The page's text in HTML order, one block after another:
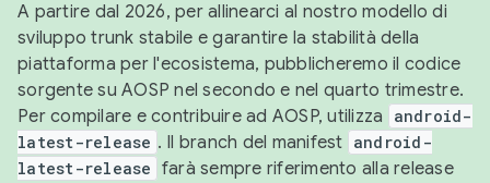
A partire dal 2026, per allinearci al nostro modello di
sviluppo trunk stabile e garantire la stabilità della
piattaforma per l'ecosistema, pubblicheremo il codice
sorgente su AOSP nel secondo e nel quarto trimestre.
Per compilare e contribuire ad AOSP, utilizza
android-
latest-release . Il branch del manifest android-
latest-release farà sempre riferimento alla release